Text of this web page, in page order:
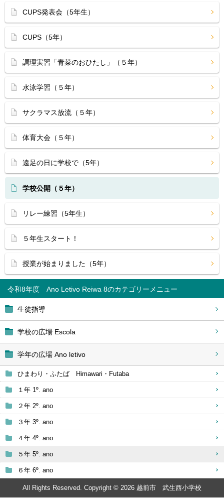
令和8年度 Ano Letivo Reiwa 8
生徒指導
学校の広場 Escola
学年の広場 Ano letivo
ひまわり・ふたば Himawari・Futaba
１年 1º. ano
２年 2º. ano
３年 3º. ano
４年 4º. ano
５年 5º. ano
６年 6º. ano
CUPS発表会（5年生）
CUPS（5年）
調理実習「青菜のおひたし」（５年）
水泳学習（５年）
サクラマス放流（５年）
体育大会（５年）
遠足の日に学校で（5年）
学校公開（５年）
リレー練習（5年生）
５年生スタート！
授業が始まりました（5年）
All Rights Reserved. Copyright © 2026 越前市 武生西小学校